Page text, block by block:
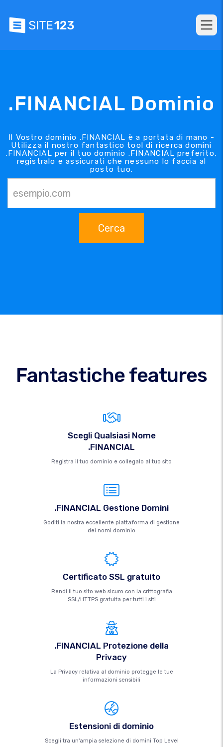
.FINANCIAL Dominio
Il Vostro dominio .FINANCIAL è a portata di mano -
Utilizza il nostro fantastico tool di ricerca domini
.FINANCIAL per il tuo dominio .FINANCIAL preferito,
registralo e assicurati che nessuno lo faccia al
posto tuo.
Cerca
Fantastiche features
Scegli Qualsiasi Nome
.FINANCIAL
Registra il tuo dominio e collegalo al tuo sito
.FINANCIAL Gestione Domini
Goditi la nostra eccellente piattaforma di gestione
dei nomi dominio
Certificato SSL gratuito
Rendi il tuo sito web sicuro con la crittografia
SSL/HTTPS gratuita per tutti i siti
.FINANCIAL Protezione della
Privacy
La Privacy relativa al dominio protegge le tue
informazioni sensibili
Estensioni di dominio
Scegli tra un'ampia selezione di domini Top Level